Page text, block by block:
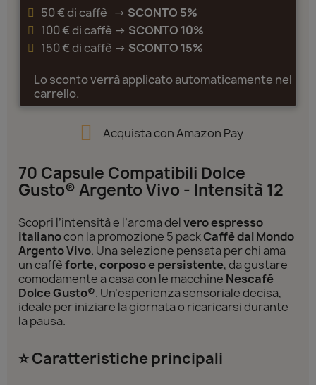
50 € di caffè -> SCONTO 5%
100 € di caffè -> SCONTO 10%
150 € di caffè -> SCONTO 15%
Lo sconto verrà applicato automaticamente nel
carrello.
Acquista con Amazon Pay
70 Capsule Compatibili Dolce
Gusto® Argento Vivo - Intensità 12
Scopri l’intensità e l’aroma delvero espresso
italianocon la promozione 5 packCaffè dal Mondo
Argento Vivo. Una selezione pensata per chi ama
un caffèforte, corposo e persistente, da gustare
comodamente a casa con le macchine Nescafé
Dolce Gusto®. Un’esperienza sensoriale decisa,
ideale per iniziare la giornata o ricaricarsi durante
la pausa.
⭐ Caratteristiche principali